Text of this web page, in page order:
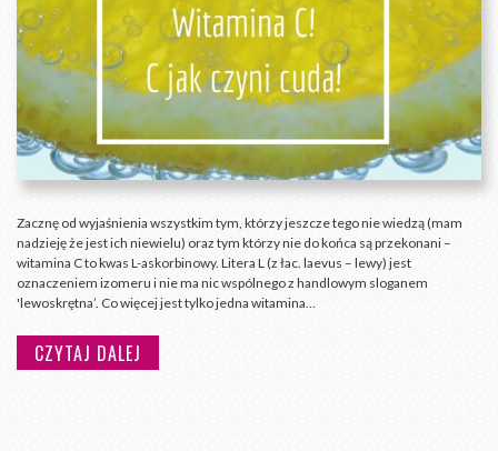
Zacznę od wyjaśnienia wszystkim tym, którzy jeszcze tego nie wiedzą (mam
nadzieję że jest ich niewielu) oraz tym którzy nie do końca są przekonani –
witamina C to kwas L-askorbinowy. Litera L (z łac. laevus – lewy) jest
oznaczeniem izomeru i nie ma nic wspólnego z handlowym sloganem
'lewoskrętna’. Co więcej jest tylko jedna witamina…
CZYTAJ DALEJ